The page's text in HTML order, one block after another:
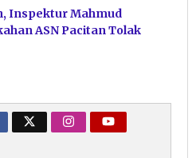
Inspektur Mahmud
ASN Pacitan Tolak